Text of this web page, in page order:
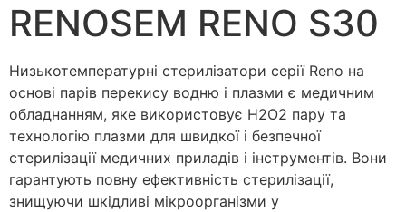
RENOSEM RENO S30
Низькотемпературні стерилізатори серії Reno на
основі парів перекису водню і плазми є медичним
обладнанням, яке використовує H2O2 пару та
технологію плазми для швидкої і безпечної
стерилізації медичних приладів і інструментів. Вони
гарантують повну ефективність стерилізації,
знищуючи шкідливі мікроорганізми у